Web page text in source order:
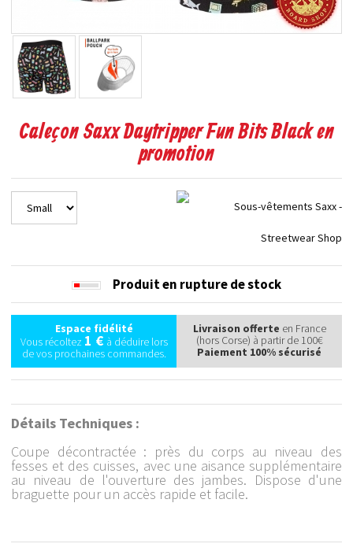
Caleçon Saxx Daytripper Fun Bits Black en
promotion
Produit en rupture de stock
Espace fidélité
Vous récoltez 1 €à déduire lors
de vos prochaines commandes.
Livraison offerte en France
(hors Corse) à partir de 100€
Paiement 100% sécurisé
Détails Techniques :
Coupe décontractée : près du corps au niveau des
fesses et des cuisses, avec une aisance supplémentaire
au niveau de l'ouverture des jambes. Dispose d'une
braguette pour un accès rapide et facile.